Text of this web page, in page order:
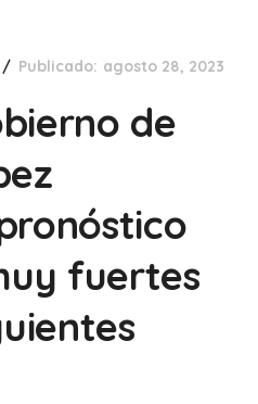
Publicado: agosto 28, 2023
de
fuertes